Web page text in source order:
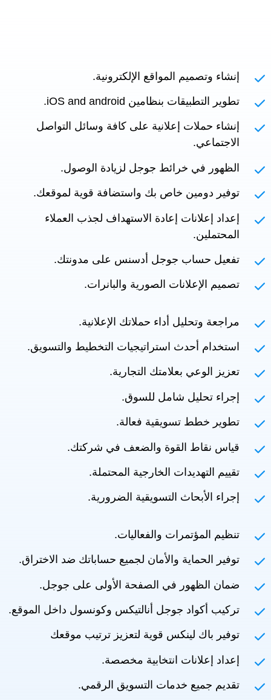
إنشاء وتصميم المواقع الإلكترونية.
تطوير التطبيقات بنظامين iOS and android.
إنشاء حملات إعلانية على كافة وسائل التواصل
الاجتماعي.
الظهور في خرائط جوجل لزيادة الوصول.
توفير دومين خاص بك واستضافة قوية لموقعك.
إعداد إعلانات إعادة الاستهداف لجذب العملاء
المحتملين.
تفعيل حساب جوجل أدسنس على مدونتك.
تصميم الإعلانات الصورية والبانرات.
مراجعة وتحليل أداء حملاتك الإعلانية.
استخدام أحدث استراتيجيات التخطيط والتسويق.
تعزيز الوعي بعلامتك التجارية.
إجراء تحليل شامل للسوق.
تطوير خطط تسويقية فعالة.
قياس نقاط القوة والضعف في شركتك.
تقييم التهديدات الخارجية المحتملة.
إجراء الأبحاث التسويقية الضرورية.
تنظيم المؤتمرات والفعاليات.
توفير الحماية والأمان لجميع حساباتك ضد الاختراق.
ضمان الظهور في الصفحة الأولى على جوجل.
تركيب أكواد جوجل أنالتيكس وكونسول داخل الموقع.
توفير باك لينكس قوية لتعزيز ترتيب موقعك
إعداد إعلانات انتخابية مخصصة.
تقديم جميع خدمات التسويق الرقمي.